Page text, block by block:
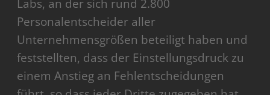
Labs, an der sich rund 2.800
Personalentscheider aller
Unternehmensgrößen beteiligt haben und
feststellten, dass der Einstellungsdruck zu
einem Anstieg an Fehlentscheidungen